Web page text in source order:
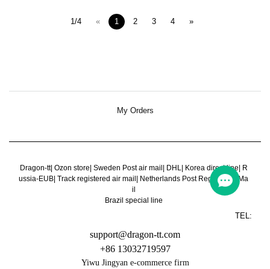
1/4 « 1 2 3 4 »
My Orders
Dragon-tt| Ozon store Sweden Post air mail DHL| Korea direct line
R
ussia-EUB Track registered air mail
Netherlands Post Register Air Ma
il
Brazil special line
TEL:
support@dragon-tt.com
+86 13032719597
Yiwu Jingyan e-commerce firm